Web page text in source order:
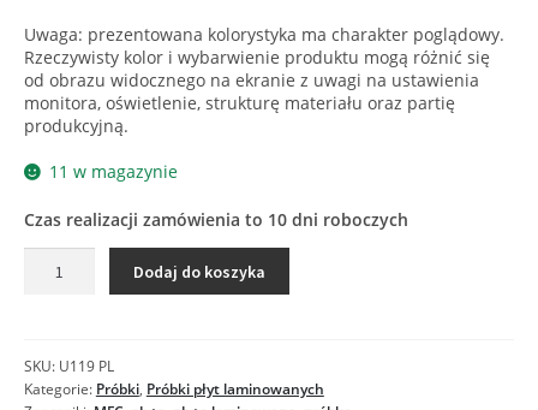
Uwaga: prezentowana kolorystyka ma charakter poglądowy.
Rzeczywisty kolor i wybarwienie produktu mogą różnić się
od obrazu widocznego na ekranie z uwagi na ustawienia
monitora, oświetlenie, strukturę materiału oraz partię
produkcyjną.
11 w magazynie
Czas realizacji zamówienia to 10 dni roboczych
U119
-
próbka
Dodaj do koszyka
SKU: U119 PL
Kategorie: Próbki, Próbki płyt laminowanych